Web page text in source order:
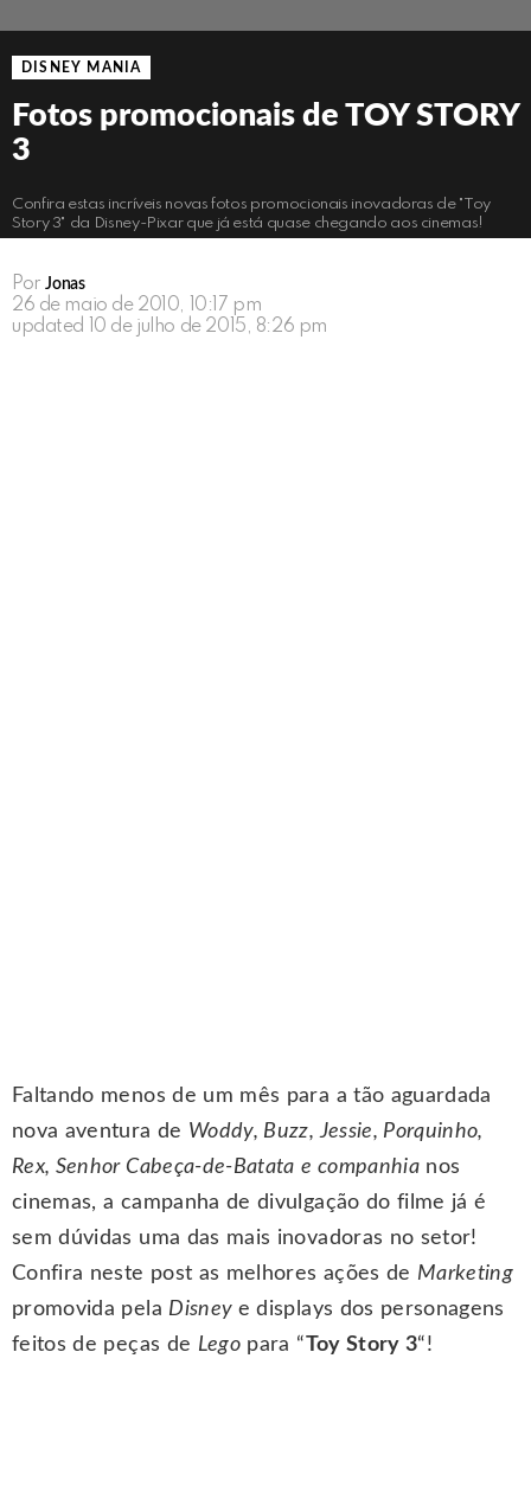
DISNEY MANIA
Fotos promocionais de TOY STORY
3
Confira estas incríveis novas fotos promocionais inovadoras de "Toy
Story 3" da Disney-Pixar que já está quase chegando aos cinemas!
Por Jonas
26 de maio de 2010, 10:17 pm
updated
10 de julho de 2015, 8:26 pm
Faltando menos de um mês para a tão aguardada
nova aventura de Woddy, Buzz, Jessie, Porquinho,
Rex, Senhor Cabeça-de-Batata e companhia nos
cinemas, a campanha de divulgação do filme já é
sem dúvidas uma das mais inovadoras no setor!
Confira neste post as melhores ações de Marketing
promovida pela Disney e displays dos personagens
feitos de peças de Lego para “Toy Story 3“!